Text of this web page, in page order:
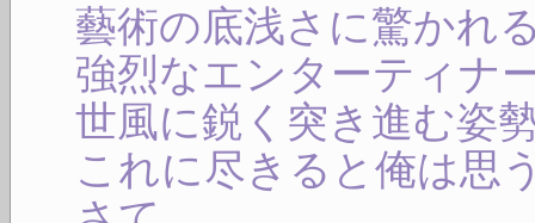
藝術の底浅さに驚かれ
強烈なエンターティナ
世風に鋭く突き進む姿
これに尽きると俺は思